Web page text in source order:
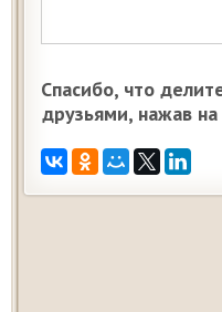
Спасибо, что
друзьями, нажав